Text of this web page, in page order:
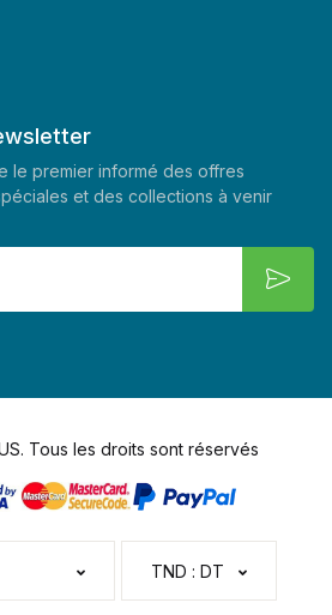
le premier informé des offres
et des collections à venir
Tous les droits sont réservés
TND : DT